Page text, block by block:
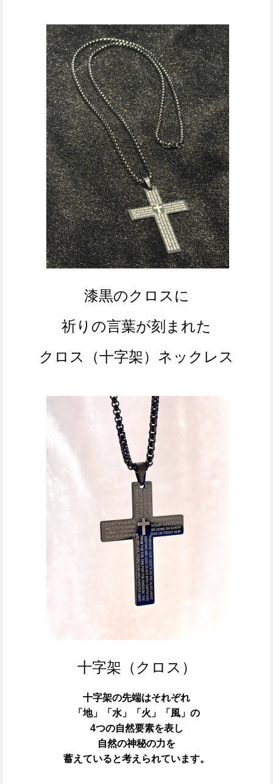
漆黒のクロスに
祈りの言葉が刻まれた
クロス（十字架） ネックレス
十字架（クロス）
十字架の先端はそれぞれ
「地」「水」「火」「風」の
4つの自然要素を表し
自然の神秘の力を
蓄えていると考えられています。